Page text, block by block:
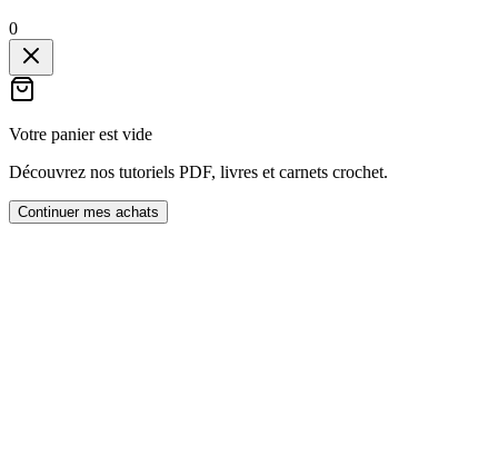
0
Votre panier est vide
Découvrez nos tutoriels PDF, livres et carnets crochet.
Continuer mes achats